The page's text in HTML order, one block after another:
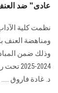
عادى" ضد
نظمت كلية
ومناهضة العنف
وذلك ضمن
2024-
‏د. غادة فاروق .....